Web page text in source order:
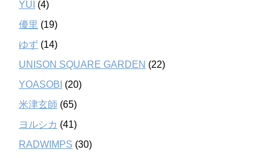
YUI (4)
優里 (19)
ゆず (14)
UNISON SQUARE GARDEN (22)
YOASOBI (20)
米津玄師 (65)
ヨルシカ (41)
RADWIMPS (30)